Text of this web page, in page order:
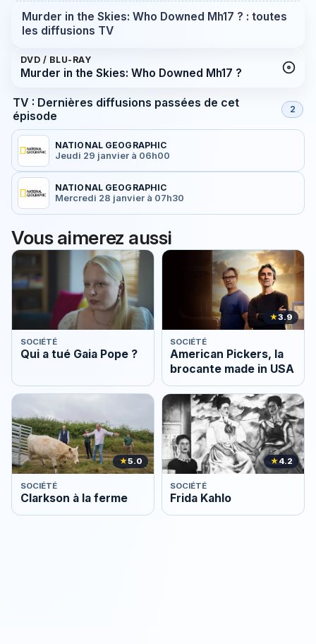
Murder in the Skies: Who Downed Mh17 ? : toutes
les diffusions TV
DVD / BLU-RAY
Murder in the Skies: Who Downed Mh17 ?
TV : Dernières diffusions passées de cet
épisode
2
NATIONAL GEOGRAPHIC
Jeudi 29 janvier à 06h00
NATIONAL GEOGRAPHIC
Mercredi 28 janvier à 07h30
Vous aimerez aussi
SOCIÉTÉ
Qui a tué Gaia Pope ?
★3.9
SOCIÉTÉ
American Pickers, la
brocante made in USA
★5.0
SOCIÉTÉ
Clarkson à la ferme
★4.2
SOCIÉTÉ
Frida Kahlo